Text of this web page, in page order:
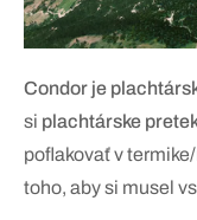
Condor je
si plachtárske
poflakovať v
toho, aby si musel